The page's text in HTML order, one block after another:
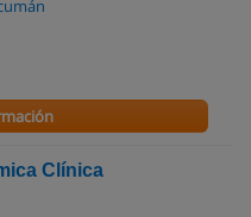
Clínica